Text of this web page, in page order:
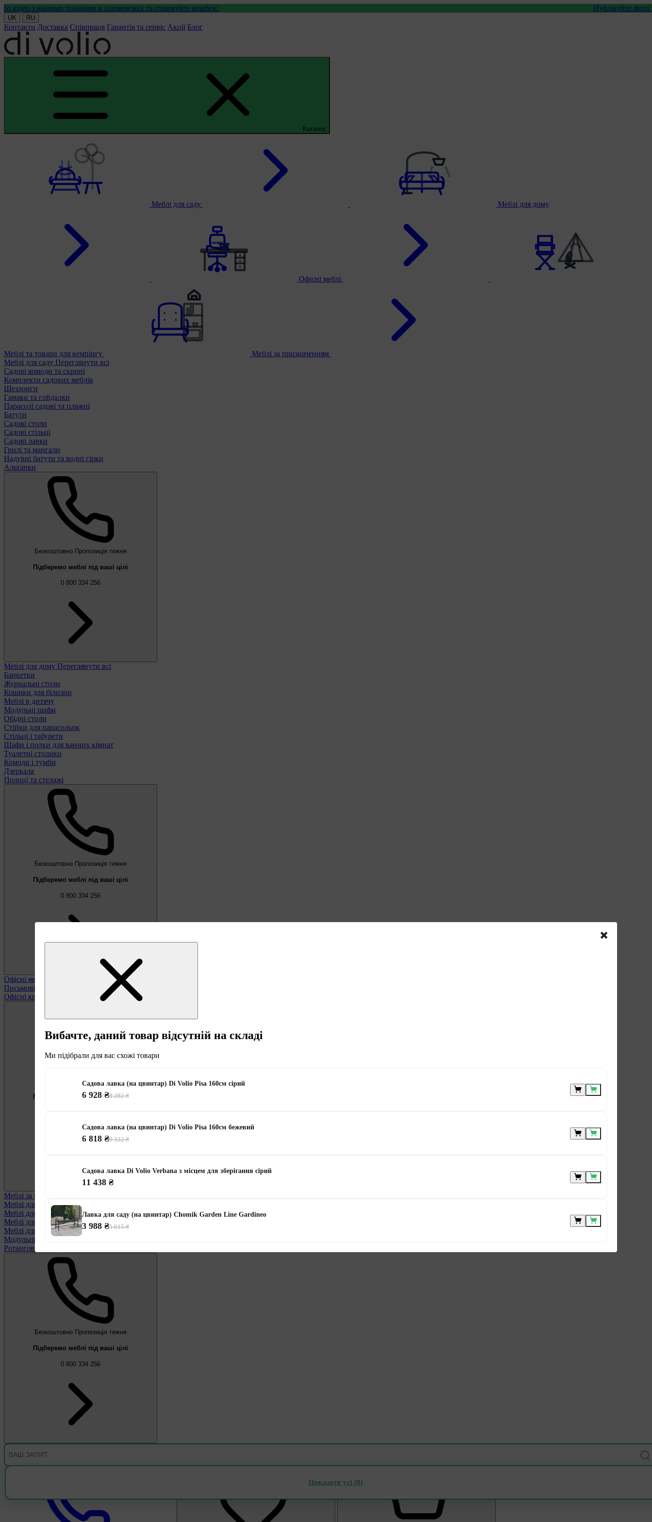
товарами в соцмережах та отримуйте кешбек! Публікуйте фото або відео з
UK RU
Контакти Доставка Співпраця Гарантія та сервіс Акції Блог
Каталог
Меблі для саду Меблі для дому
Офісні меблі
Меблі та товари для кемпінгу
Меблі за призначенням
Меблі для саду Переглянути всі
Садові комоди та скрині
Комплекти садових меблів
Шезлонги
Гамаки та гойдалки
Парасолі садові та пляжні
Батути
Садові столи
Садові стільці
Садові лавки
Грилі та мангали
Надувні батути та водні гірки
Альтанки
Безкоштовно Пропозиція тижня
Підберемо меблі під ваші цілі
0 800 334 256
Меблі для дому Переглянути всі
Банкетки
Журнальні столи
Кошики для білизни
Меблі в дитячу
Модульні шафи
Обідні столи
Стійки для парасольок
Стільці і табурети
Шафи і полки для ванних кімнат
Туалетні столики
Комоди і тумби
Дзеркала
Полиці та стелажі
Безкоштовно Пропозиція тижня
Підберемо меблі під ваші цілі
0 800 334 256
Офісні меблі
Письмові та комп'ютерні столи
Офісні крісла та стільці
Пропозиція тижня
Підберемо меблі під ваші цілі
Меблі за призначенням
Меблі для альтанки
Меблі для балконів
Меблі для дачі
Меблі для тераси
Модульні меблі з ротанга
Ротангові меблі
Безкоштовно Пропозиція тижня
Підберемо меблі під ваші цілі
0 800 334 256
Показати усі (0)
Вибачте, даний товар відсутній на складі
Ми підібрали для вас схожі товари
Садова лавка (на цвинтар) Di Volio Pisa 160см сірий
6 928 ₴8 282 ₴
Садова лавка (на цвинтар) Di Volio Pisa 160см бежевий
6 818 ₴9 332 ₴
Садова лавка Di Volio Verbana з місцем для зберігання сірий
11 438 ₴
Лавка для саду (на цвинтар) Chomik Garden Line Gardineo
3 988 ₴5 615 ₴